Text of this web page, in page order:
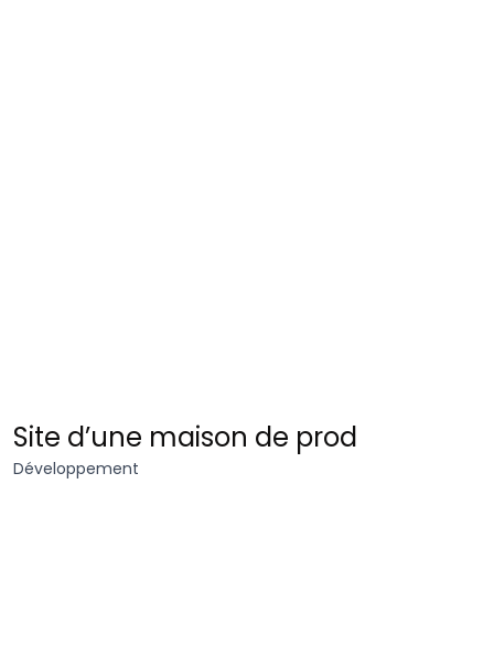
La
Fabrique
de Mai
Site d’une maison de prod
Développement